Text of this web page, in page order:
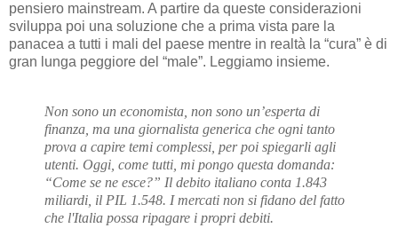
pensiero mainstream. A partire da queste considerazioni
sviluppa poi una soluzione che a prima vista pare la
panacea a tutti i mali del paese mentre in realtà la “cura” è di
gran lunga peggiore del “male”. Leggiamo insieme.
Non sono un economista, non sono un’esperta di
finanza, ma una giornalista generica che ogni tanto
prova a capire temi complessi, per poi spiegarli agli
utenti. Oggi, come tutti, mi pongo questa domanda:
“Come se ne esce?” Il debito italiano conta 1.843
miliardi, il PIL 1.548. I mercati non si fidano del fatto
che l'Italia possa ripagare i propri debiti.